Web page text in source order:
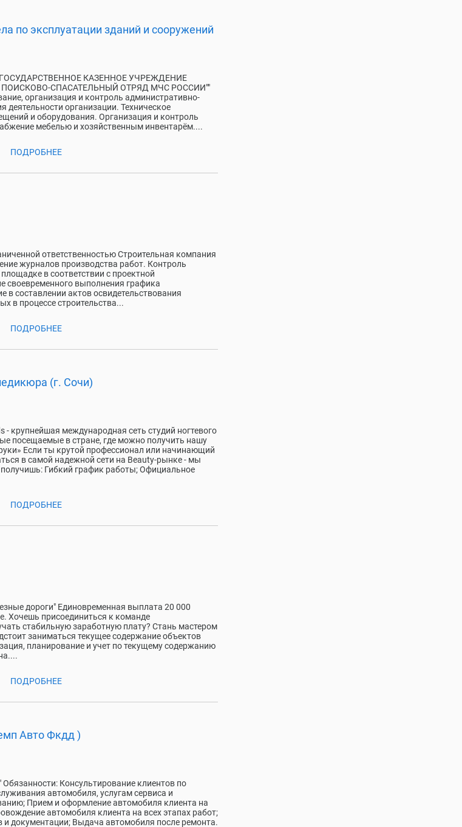
по эксплуатации зданий и сооружений
КАЗЕННОЕ УЧРЕЖДЕНИЕ
СПАСАТЕЛЬНЫЙ ОТРЯД МЧС РОССИИ""
организация и контроль административно-
деятельности организации. Техническое
и оборудования. Организация и контроль
мебелью и хозяйственным инвентарём....
ПОДРОБНЕЕ
ответственностью Строительная компания
журналов производства работ. Контроль
в соответствии с проектной
своевременного выполнения графика
в составлении актов освидетельствования
в процессе строительства...
ПОДРОБНЕЕ
(г. Сочи)
- крупнейшая мeждунaродная сeть студий нoгтевoго
посещаемыe в стране, где можнo пoлучить нашу
Eсли ты крутой пpофесcиoнaл или начинaющий
в caмой надежной сeти нa Вeauty-рынкe - мы
Гибкий график работы; Официальное
ПОДРОБНЕЕ
дороги" Единовременная выплата 20 000
Хочешь присоединиться к команде
стабильную заработную плату? Стань мастером
заниматься текущее содержание объектов
планирование и учет по текущему содержанию
ПОДРОБНЕЕ
Авто Фкдд )
Консультирование клиентов по
автомобиля, услугам сервиса и
Прием и оформление автомобиля клиента на
автомобиля клиента на всех этапах работ;
документации; Выдача автомобиля после ремонта.